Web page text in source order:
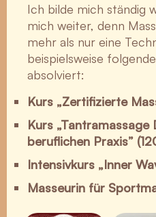
Ich bilde mich ständig
mich weiter, denn
mehr als nur eine
beispielsweise
absolviert:
Kurs „Zertifizierte
Kurs „Tantramassage
beruflichen Praxis”
Intensivkurs „Inner
Masseurin für